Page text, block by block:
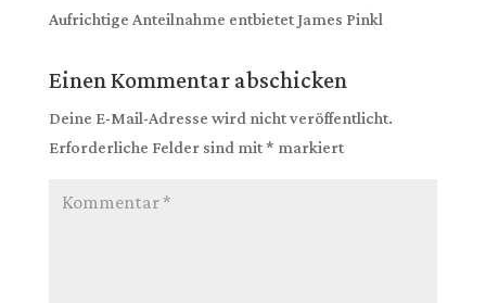
Aufrichtige Anteilnahme entbietet James Pinkl
Einen Kommentar abschicken
Deine E-Mail-Adresse wird nicht veröffentlicht.
Erforderliche Felder sind mit * markiert